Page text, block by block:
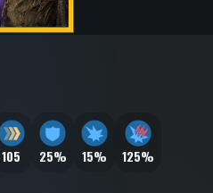
105 25% 15% 125%